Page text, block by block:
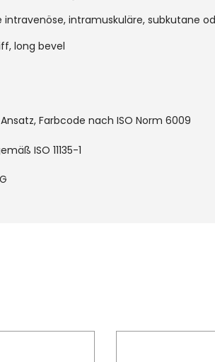
intramuskuläre, subkutane
long bevel
Farbcode nach ISO Norm 6009
ISO 11135-1